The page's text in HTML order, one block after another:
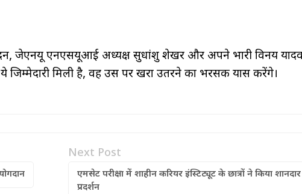
जेएनयू एनएसयूआई अध्यक्ष सुधांशु शेखर और अपने प्रभारी विनय
जिम्मेदारी मिली है, वह उस पर खरा उतरने का भरसक प्रयास करेंगे।
Next Post
एमसेट परीक्षा में शाहीन करियर इंस्टिट्यूट के छात्रों ने किया शानदार
प्रदर्शन